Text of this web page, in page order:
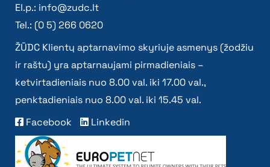
El.p.: info@zudc.lt
Tel.: (0 5) 266 0620
ŽŪDC Klientų aptarnavimo skyriuje asmenys (žodžiu
ir raštu) yra aptarnaujami pirmadieniais –
ketvirtadieniais nuo 8.00 val. iki 17.00 val.,
penktadieniais nuo 8.00 val. iki 15.45 val.
Facebook
Linkedin